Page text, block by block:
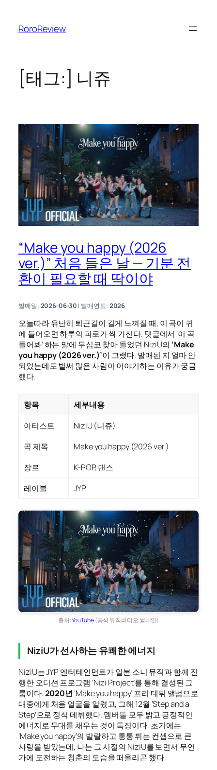
RoroReview
[태그:] 니쥬
“Make you happy (2026
ver.)” 처음 들은 날 — 기분 전
환이 필요할 때 딱이야
발매일: 2026-06-30 | 발매연도: 2026
오늘따라 유난히 퇴근길이 길게 느껴질 때, 이 곡이 귀
에 들어오면 하루의 피로가 싹 가신다. 댓글에서 ‘이 곡
들어봐’ 하는 말에 무심코 찾아 들었던 NiziU의 ‘Make
you happy (2026 ver.)’이 그랬다. 발매된 지 얼마 안
되었는데도 벌써 많은 사람이 이야기하는 이유가 궁금
했다.
항목
세부내용
아티스트
NiziU (니쥬)
곡 제목
Make you happy (2026 ver.)
장르
K-POP, 댄스
레이블
JYP
출처:YouTube(공식 뮤직비디오 썸네일)
NiziU가 선사하는 유쾌한 에너지
NiziU는 JYP 엔터테인먼트가 일본 소니 뮤직과 함께 진
행한 오디션 프로그램 ‘Nizi Project’를 통해 결성된 그
룹이다.2020년 ‘Make you happy’ 프리 데뷔 앨범으로
대중에게 처음 얼굴을 알렸고, 그해 12월 ‘Step and a
Step’으로 정식 데뷔했다. 멤버들 모두 밝고 긍정적인
에너지로 무대를 채우는 것이 특징이다. 초기에는
‘Make you happy’의 발랄하고 통통 튀는 컨셉으로 큰
사랑을 받았는데, 나는 그 시절의 NiziU를 보면서 무언
가에 도전하는 청춘의 모습을 떠올리곤 했다.